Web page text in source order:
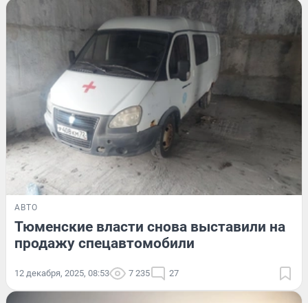
АВТО
Тюменские власти снова выставили на
продажу спецавтомобили
12 декабря, 2025, 08:53 7 235 27